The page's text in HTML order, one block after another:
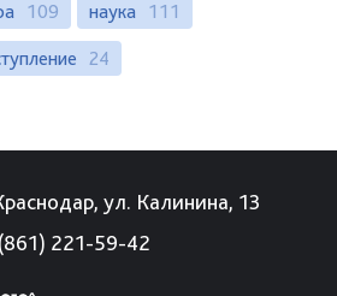
109 наука 111
24
ул. Калинина, 13
221-59-42